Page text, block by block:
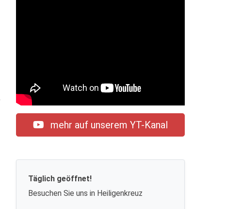
mehr auf unserem YT-Kanal
Täglich geöffnet!
Besuchen Sie uns in Heiligenkreuz